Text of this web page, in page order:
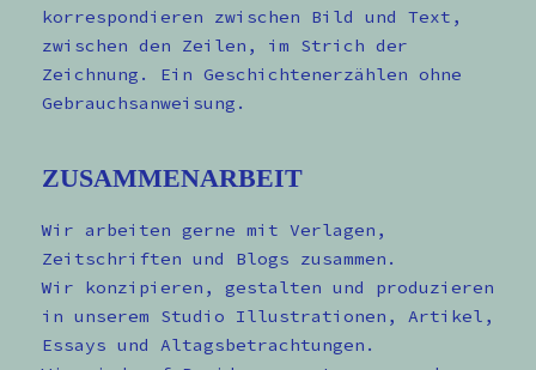
korrespondieren zwischen Bild und Text,
zwischen den Zeilen, im Strich der
Zeichnung. Ein Geschichtenerzählen ohne
Gebrauchsanweisung.
ZUSAMMENARBEIT
Wir arbeiten gerne mit Verlagen,
Zeitschriften und Blogs zusammen.
Wir konzipieren, gestalten und produzieren
in unserem Studio Illustrationen, Artikel,
Essays und Altagsbetrachtungen.